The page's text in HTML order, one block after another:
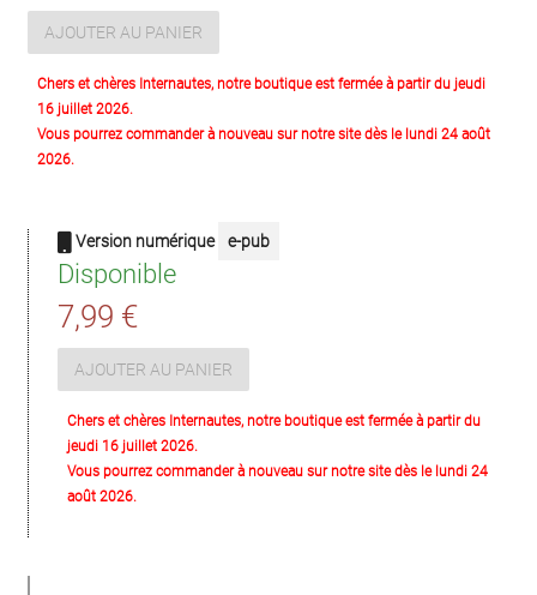
AJOUTER AU PANIER
Chers et chères Internautes, notre boutique est fermée à partir du jeudi
16 juillet 2026.
Vous pourrez commander à nouveau sur notre site dès le lundi 24 août
2026.
Version numérique e-pub
Disponible
7,99 €
AJOUTER AU PANIER
Chers et chères Internautes, notre boutique est fermée à partir du
jeudi 16 juillet 2026.
Vous pourrez commander à nouveau sur notre site dès le lundi 24
août 2026.